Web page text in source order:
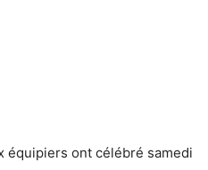
équipiers ont célébré samedi